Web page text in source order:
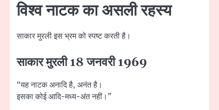
विश्व नाटक का असली रहस्य
साकार मुरली इस भ्रम को स्पष्ट करती है।
साकार मुरली 18 जनवरी 1969
“यह नाटक अनादि है, अनंत है।
इसका कोई आदि-मध्य-अंत नहीं।”